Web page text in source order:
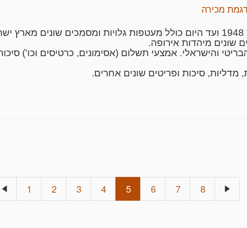
מכירה
שונים מיהדות אירופה.
והישראלי. אמצעי תשלום (אסימונים, כרטיסים וכו')
סיכות ופריטים שונים אחרים.
1 2 3 4 5 6 7 8